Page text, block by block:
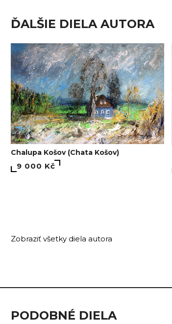
ĎALŠIE DIELA AUTORA
Chalupa Košov (Chata Košov)
9 000 Kč
Zobraziť všetky diela autora
PODOBNÉ DIELA